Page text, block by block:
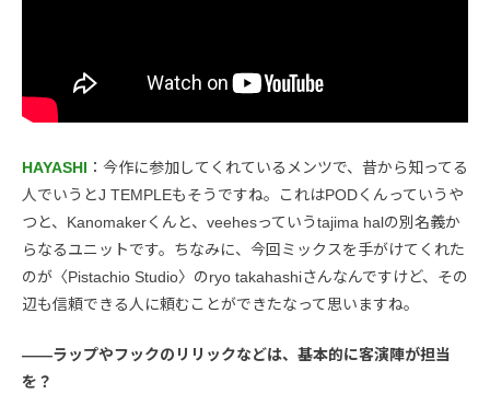
HAYASHI ：今作に参加してくれているメンツで、昔から知ってる
人でいうとJ TEMPLEもそうですね。これはPODくんっていうや
つと、Kanomakerくんと、veehesっていうtajima halの別名義か
らなるユニットです。ちなみに、今回ミックスを手がけてくれた
のが〈Pistachio Studio〉のryo takahashiさんなんですけど、その
辺も信頼できる人に頼むことができたなって思いますね。
――ラップやフックのリリックなどは、基本的に客演陣が担当
を？